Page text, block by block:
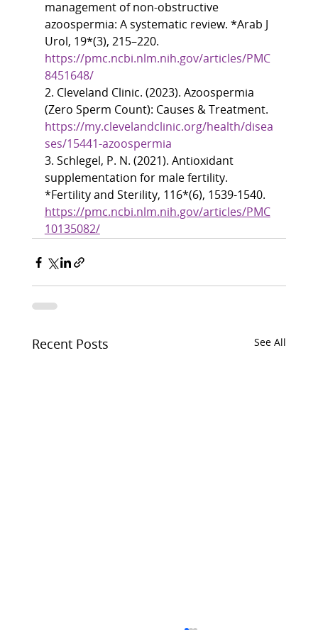
management of non-obstructive
azoospermia: A systematic review. *Arab J
Urol, 19*(3), 215–220.
https://pmc.ncbi.nlm.nih.gov/articles/PMC
8451648/
2. Cleveland Clinic. (2023). Azoospermia
(Zero Sperm Count): Causes & Treatment.
https://my.clevelandclinic.org/health/disea
ses/15441-azoospermia
3. Schlegel, P. N. (2021). Antioxidant
supplementation for male fertility.
*Fertility and Sterility, 116*(6), 1539-1540.
https://pmc.ncbi.nlm.nih.gov/articles/PMC
10135082/
Recent Posts See All